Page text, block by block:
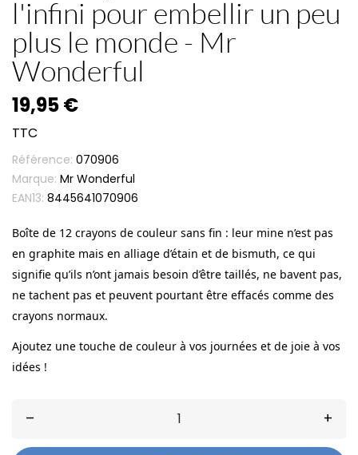
l'infini pour embellir un peu
plus le monde - Mr
Wonderful
19,95 €
TTC
Référence: 070906
Marque: Mr Wonderful
EAN13: 8445641070906
Boîte de 12 crayons de couleur sans fin : leur mine n’est pas
en graphite mais en alliage d’étain et de bismuth, ce qui
signifie qu’ils n’ont jamais besoin d’être taillés, ne bavent pas,
ne tachent pas et peuvent pourtant être effacés comme des
crayons normaux.
Ajoutez une touche de couleur à vos journées et de joie à vos
idées !
– +